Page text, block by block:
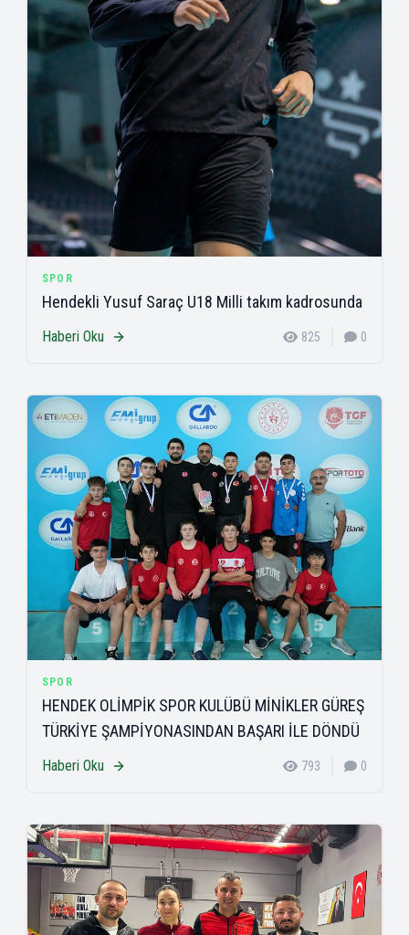
SPOR
Hendekli Yusuf Saraç U18 Milli takım kadrosunda
Haberi Oku 825 0
SPOR
HENDEK OLİMPİK SPOR KULÜBÜ MİNİKLER GÜREŞ
TÜRKİYE ŞAMPİYONASINDAN BAŞARI İLE DÖNDÜ
Haberi Oku 793 0